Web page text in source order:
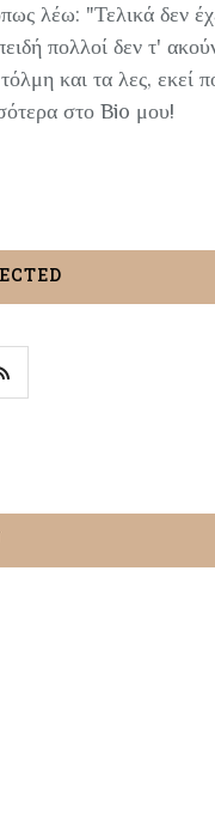
λέω: "Τελικά δεν
πολλοί δεν τ'
και τα λες, εκεί
στο Bio μου!